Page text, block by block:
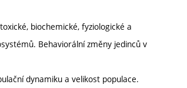
biochemické, fyziologické a
Behaviorální změny jedinců v
dynamiku a velikost populace.